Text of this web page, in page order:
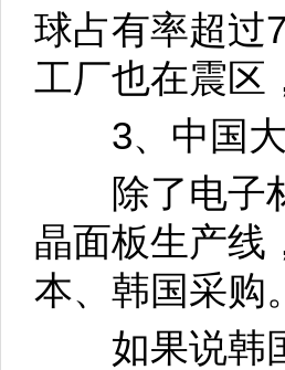
球占有率超过
工厂也在震区
3、中国大
除了电子材
晶面板生产线
本、韩国采购。
如果说韩国